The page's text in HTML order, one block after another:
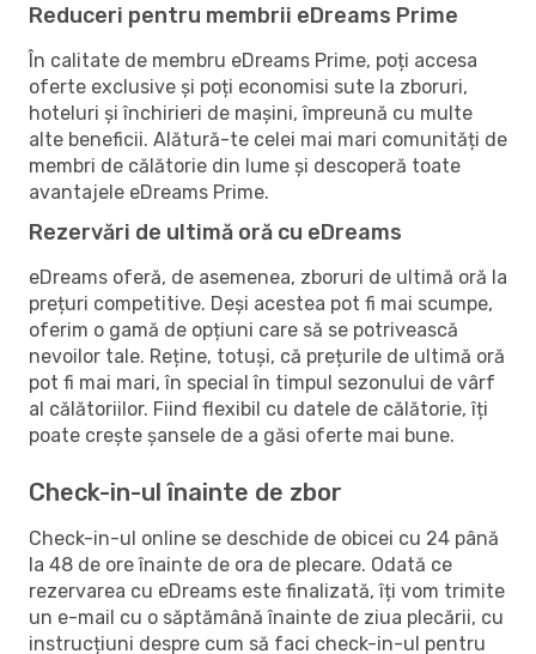
Reduceri pentru membrii eDreams Prime
În calitate de membru eDreams Prime, poți accesa
oferte exclusive și poți economisi sute la zboruri,
hoteluri și închirieri de mașini, împreună cu multe
alte beneficii. Alătură-te celei mai mari comunități de
membri de călătorie din lume și descoperă toate
avantajele eDreams Prime.
Rezervări de ultimă oră cu eDreams
eDreams oferă, de asemenea, zboruri de ultimă oră la
prețuri competitive. Deși acestea pot fi mai scumpe,
oferim o gamă de opțiuni care să se potrivească
nevoilor tale. Reține, totuși, că prețurile de ultimă oră
pot fi mai mari, în special în timpul sezonului de vârf
al călătoriilor. Fiind flexibil cu datele de călătorie, îți
poate crește șansele de a găsi oferte mai bune.
Check-in-ul înainte de zbor
Check-in-ul online se deschide de obicei cu 24 până
la 48 de ore înainte de ora de plecare. Odată ce
rezervarea cu eDreams este finalizată, îți vom trimite
un e-mail cu o săptămână înainte de ziua plecării, cu
instrucțiuni despre cum să faci check-in-ul pentru